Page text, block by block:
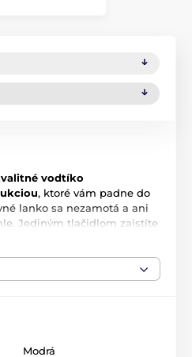
vodtíko
, ktoré vám padne do
lanko sa nezamotá a ani
Jediným tlačidlom zaistíte
zaobchádzanie
, a tým
má psa vie, že rýchla
Modrá